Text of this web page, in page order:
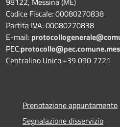
Codice Fiscale: 00080270838
Partita IVA: 00080270838
E-mail:
PEC:
Centralino Unico:+39 090 7721
Prenotazione appuntamento
Segnalazione disservizio